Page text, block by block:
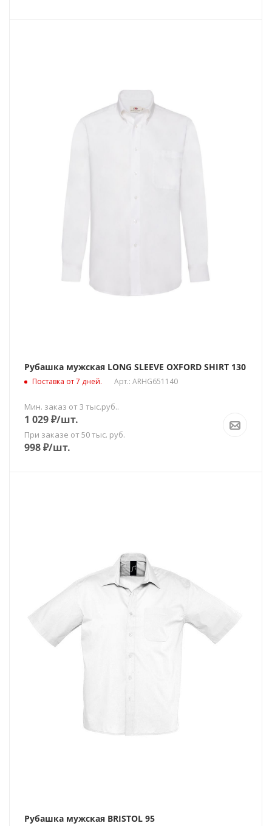
Рубашка мужская LONG SLEEVE OXFORD SHIRT 130
Поставка от 7 дней. Арт.: ARHG651140
Мин. заказ от 3 тыс.руб..
1 029₽/шт.
При заказе от 50 тыс. руб.
998₽/шт.
Рубашка мужская BRISTOL 95